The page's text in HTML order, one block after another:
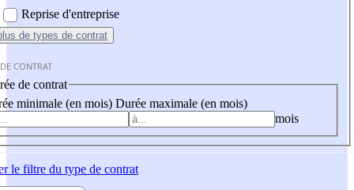
Reprise d'entreprise
de types de contrat
CONTRAT
de contrat
minimale (en mois) Durée maximale (en mois)
mois
le filtre du type de contrat